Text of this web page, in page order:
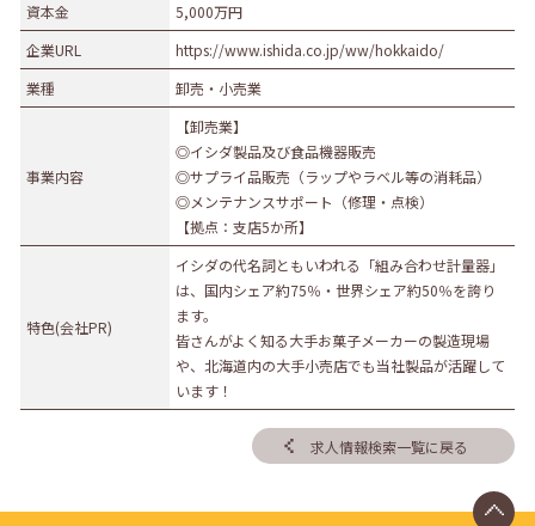
資本金
5,000万円
企業URL
https://www.ishida.co.jp/ww/hokkaido/
業種
卸売・小売業
事業内容
【卸売業】
◎イシダ製品及び食品機器販売
◎サプライ品販売（ラップやラベル等の消耗品）
◎メンテナンスサポート（修理・点検）
【拠点：支店5か所】
特色(会社PR)
イシダの代名詞ともいわれる「組み合わせ計量器」
は、国内シェア約75％・世界シェア約50％を誇り
ます。
皆さんがよく知る大手お菓子メーカーの製造現場
や、北海道内の大手小売店でも当社製品が活躍して
います！
求人情報検索一覧に戻る